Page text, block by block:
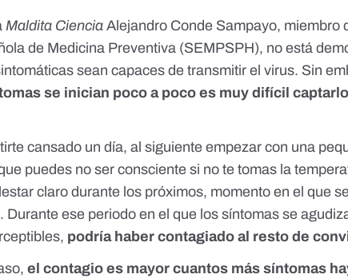
Maldita Ciencia Alejandro Conde Sampayo, miembro
de Medicina Preventiva (SEMPSPH), no está
sean capaces de transmitir el virus. Sin
se inician poco a poco es muy difícil
cansado un día, al siguiente empezar con una
puedes no ser consciente si no te tomas la
claro durante los próximos, momento en el que
Durante ese periodo en el que los síntomas se
podría haber contagiado al resto de
el contagio es mayor cuantos más síntomas